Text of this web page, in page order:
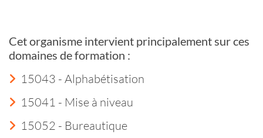
Cet organisme intervient principalement sur ces
domaines de formation :
15043 - Alphabétisation
15041 - Mise à niveau
15052 - Bureautique